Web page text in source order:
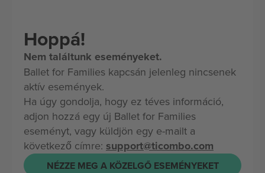
Hoppá!
Nem találtunk eseményeket.
Ballet for Families kapcsán jelenleg nincsenek
aktív események.
Ha úgy gondolja, hogy ez téves információ,
adjon hozzá egy új Ballet for Families
eseményt, vagy küldjön egy e-mailt a
következő címre: support@ticombo.com
NÉZZE MEG A KÖZELGŐ ESEMÉNYEKET